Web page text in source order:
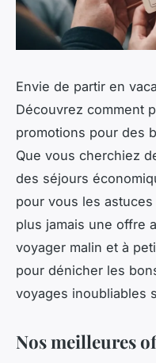
Envie de partir en
Découvrez comment
promotions pour des
Que vous cherchiez
des séjours
pour vous les
plus jamais une offre
voyager malin et à
pour dénicher les
voyages inoubliables
Nos meilleures